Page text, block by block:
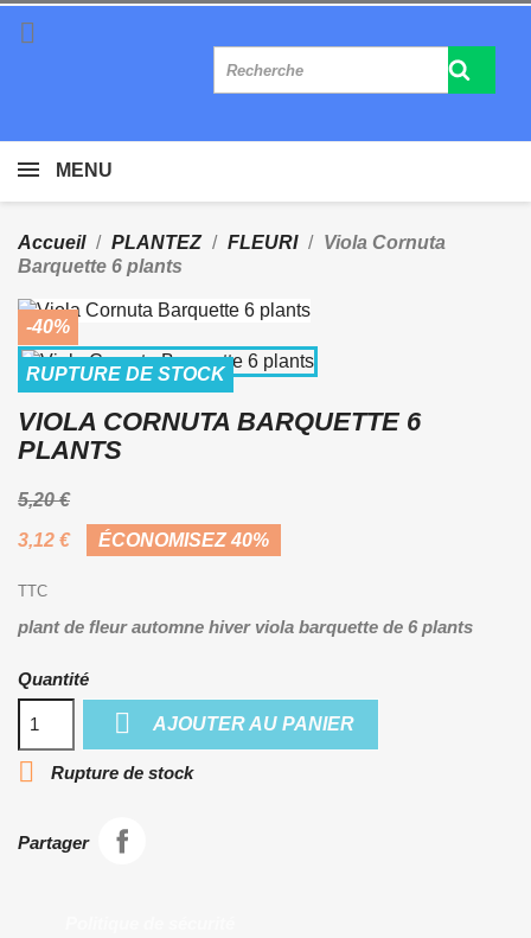

MENU
Accueil PLANTEZ FLEURI
Viola Cornuta
Barquette 6 plants
-40%
RUPTURE DE STOCK
VIOLA CORNUTA BARQUETTE 6
PLANTS
5,20 €
3,12 €
ÉCONOMISEZ 40%
TTC
plant de fleur automne hiver viola barquette de 6 plants
Quantité
 AJOUTER AU PANIER
 Rupture de stock
Partager